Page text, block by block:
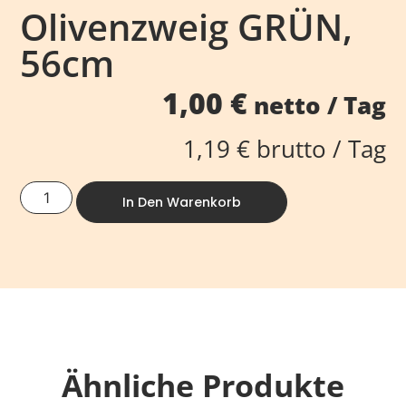
Olivenzweig GRÜN,
56cm
1,00 €netto / Tag
1,19 €brutto / Tag
In Den Warenkorb
Ähnliche Produkte